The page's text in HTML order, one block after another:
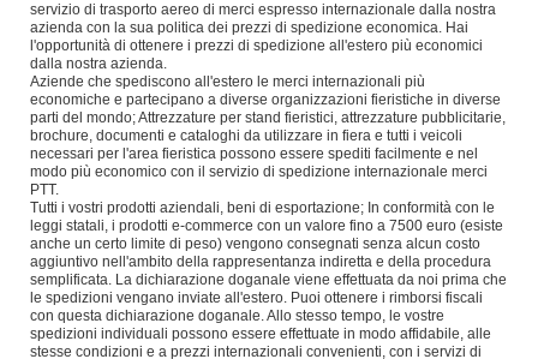
servizio di trasporto aereo di merci espresso internazionale dalla nostra
azienda con la sua politica dei prezzi di spedizione economica. Hai
l'opportunità di ottenere i prezzi di spedizione all'estero più economici
dalla nostra azienda.
Aziende che spediscono all'estero le merci internazionali più
economiche e partecipano a diverse organizzazioni fieristiche in diverse
parti del mondo; Attrezzature per stand fieristici, attrezzature pubblicitarie,
brochure, documenti e cataloghi da utilizzare in fiera e tutti i veicoli
necessari per l'area fieristica possono essere spediti facilmente e nel
modo più economico con il servizio di spedizione internazionale merci
PTT.
Tutti i vostri prodotti aziendali, beni di esportazione; In conformità con le
leggi statali, i prodotti e-commerce con un valore fino a 7500 euro (esiste
anche un certo limite di peso) vengono consegnati senza alcun costo
aggiuntivo nell'ambito della rappresentanza indiretta e della procedura
semplificata. La dichiarazione doganale viene effettuata da noi prima che
le spedizioni vengano inviate all'estero. Puoi ottenere i rimborsi fiscali
con questa dichiarazione doganale. Allo stesso tempo, le vostre
spedizioni individuali possono essere effettuate in modo affidabile, alle
stesse condizioni e a prezzi internazionali convenienti, con i servizi di